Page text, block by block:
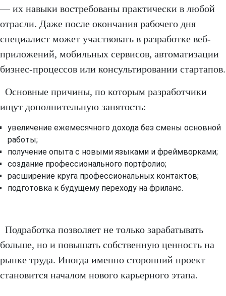
— их навыки востребованы практически в любой
отрасли. Даже после окончания рабочего дня
специалист может участвовать в разработке веб-
приложений, мобильных сервисов, автоматизации
бизнес-процессов или консультировании стартапов.
Основные причины, по которым разработчики
ищут дополнительную занятость:
увеличение ежемесячного дохода без смены основной
работы;
получение опыта с новыми языками и фреймворками;
создание профессионального портфолио;
расширение круга профессиональных контактов;
подготовка к будущему переходу на фриланс.
Подработка позволяет не только зарабатывать
больше, но и повышать собственную ценность на
рынке труда. Иногда именно сторонний проект
становится началом нового карьерного этапа.